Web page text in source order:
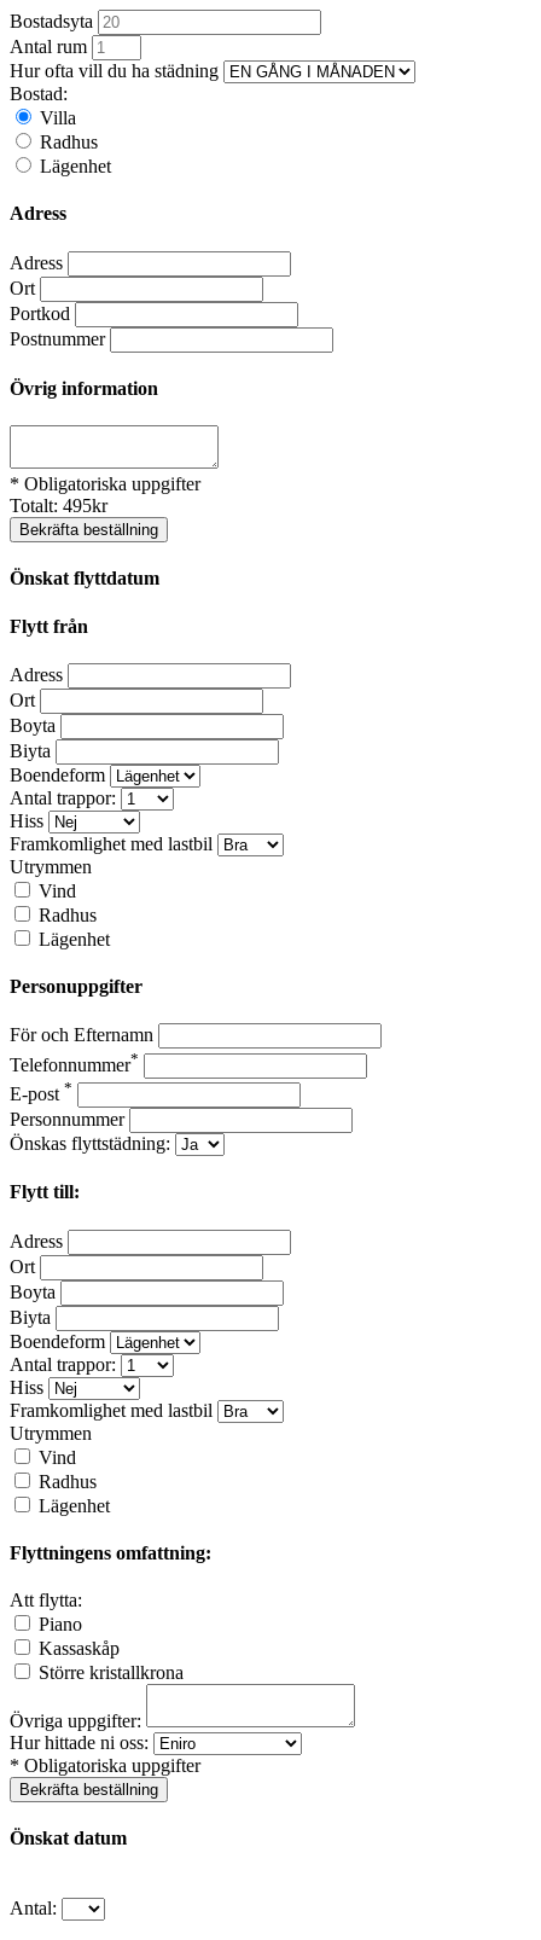
Bostadsyta
Antal rum
Hur ofta vill du ha städning
Bostad:
Villa
Radhus
Lägenhet
Adress
Adress
Ort
Portkod
Postnummer
Övrig information
* Obligatoriska uppgifter
Totalt: 495kr
Bekräfta beställning
Önskat flyttdatum
Flytt från
Adress
Ort
Boyta
Biyta
Boendeform
Antal trappor:
Hiss
Framkomlighet med lastbil
Utrymmen
Vind
Radhus
Lägenhet
Personuppgifter
För och Efternamn
Telefonnummer*
E-post *
Personnummer
Önskas flyttstädning:
Flytt till:
Adress
Ort
Boyta
Biyta
Boendeform
Antal trappor:
Hiss
Framkomlighet med lastbil
Utrymmen
Vind
Radhus
Lägenhet
Flyttningens omfattning:
Att flytta:
Piano
Kassaskåp
Större kristallkrona
Övriga uppgifter:
Hur hittade ni oss:
* Obligatoriska uppgifter
Bekräfta beställning
Önskat datum
Antal: